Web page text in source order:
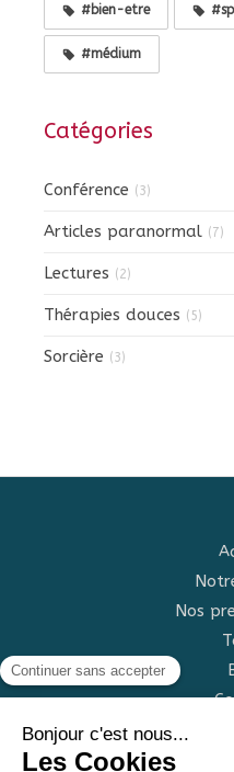
#bien-etre
#médium
Catégories
Conférence (3)
Articles paranormal (7)
Lectures (2)
Thérapies douces (5)
Sorcière (3)
Nos
©2022 Centre lauviah